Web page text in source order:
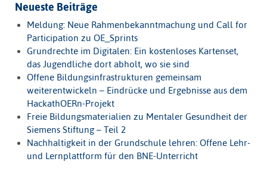
Neueste Beiträge
Meldung: Neue Rahmenbekanntmachung und Call for
Participation zu OE_Sprints
Grundrechte im Digitalen: Ein kostenloses Kartenset,
das Jugendliche dort abholt, wo sie sind
Offene Bildungsinfrastrukturen gemeinsam
weiterentwickeln – Eindrücke und Ergebnisse aus dem
HackathOERn-Projekt
Freie Bildungsmaterialien zu Mentaler Gesundheit der
Siemens Stiftung – Teil 2
Nachhaltigkeit in der Grundschule lehren: Offene Lehr-
und Lernplattform für den BNE-Unterricht